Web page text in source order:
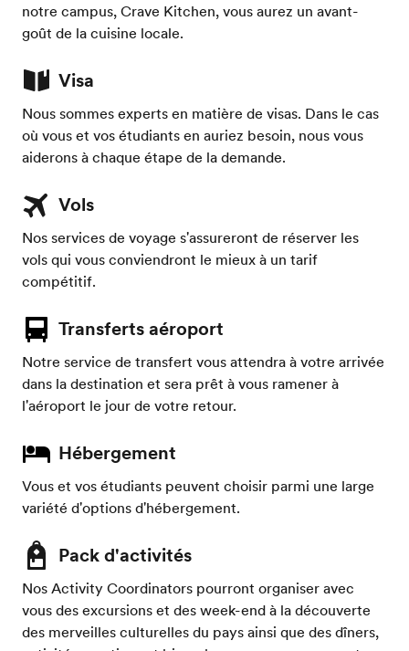
notre campus, Crave Kitchen, vous aurez un avant-
goût de la cuisine locale.
Visa
Nous sommes experts en matière de visas. Dans le cas
où vous et vos étudiants en auriez besoin, nous vous
aiderons à chaque étape de la demande.
Vols
Nos services de voyage s'assureront de réserver les
vols qui vous conviendront le mieux à un tarif
compétitif.
Transferts aéroport
Notre service de transfert vous attendra à votre arrivée
dans la destination et sera prêt à vous ramener à
l'aéroport le jour de votre retour.
Hébergement
Vous et vos étudiants peuvent choisir parmi une large
variété d'options d'hébergement.
Pack d'activités
Nos Activity Coordinators pourront organiser avec
vous des excursions et des week-end à la découverte
des merveilles culturelles du pays ainsi que des dîners,